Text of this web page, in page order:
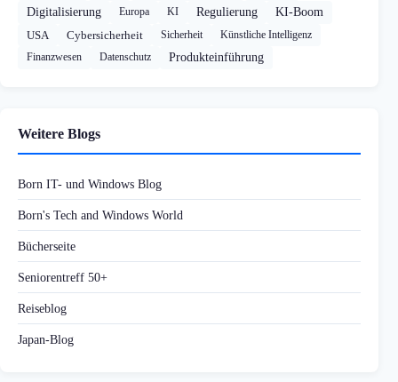
Digitalisierung Europa KI Regulierung
KI-Boom
USA
Cybersicherheit Sicherheit
Künstliche Intelligenz
Finanzwesen
Datenschutz Produkteinführung
Weitere Blogs
Born IT- und Windows Blog
Born's Tech and Windows World
Bücherseite
Seniorentreff 50+
Reiseblog
Japan-Blog